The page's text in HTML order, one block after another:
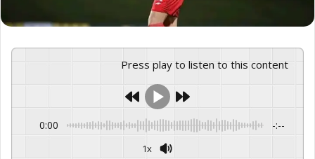
Press play to listen to this content
0:00 -:--
1x